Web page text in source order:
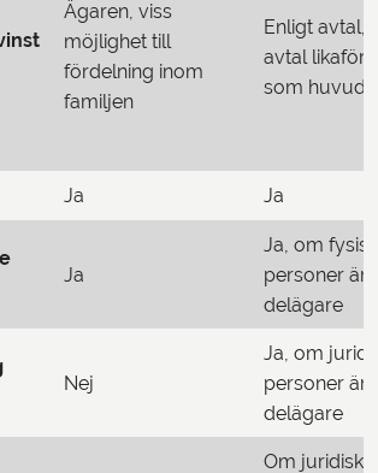
Ägaren, viss
möjlighet till
fördelning inom
familjen
Enligt avtal,
avtal
som
Ja Ja
Ja
Ja, om
personer är
delägare
Nej
Ja, om
personer är
delägare
Om juridiska